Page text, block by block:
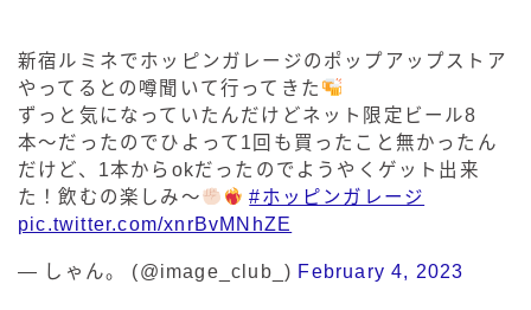
新宿ルミネでホッピンガレージのポップアップストア
やってるとの噂聞いて行ってきた
ずっと気になっていたんだけどネット限定ビール8
本〜だったのでひよって1回も買ったこと無かったん
だけど、1本からokだったのでようやくゲット出来
た！飲むの楽しみ〜
#ホッピンガレージ
pic.twitter.com/xnrBvMNhZE
— しゃん。 (@image_club_) February 4, 2023